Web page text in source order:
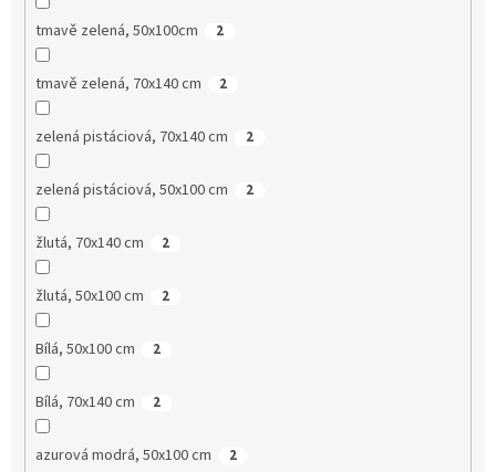
tmavě zelená, 50x100cm 2
tmavě zelená, 70x140 cm 2
zelená pistáciová, 70x140 cm 2
zelená pistáciová, 50x100 cm 2
žlutá, 70x140 cm 2
žlutá, 50x100 cm 2
Bílá, 50x100 cm 2
Bílá, 70x140 cm 2
azurová modrá, 50x100 cm 2